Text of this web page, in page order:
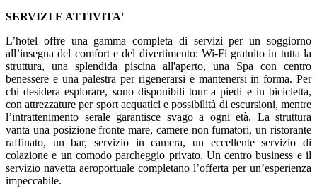
SERVIZI E ATTIVITA'
L’hotel offre una gamma completa di servizi per un soggiorno
all’insegna del comfort e del divertimento: Wi-Fi gratuito in tutta la
struttura, una splendida piscina all'aperto, una Spa con centro
benessere e una palestra per rigenerarsi e mantenersi in forma. Per
chi desidera esplorare, sono disponibili tour a piedi e in bicicletta,
con attrezzature per sport acquatici e possibilità di escursioni, mentre
l’intrattenimento serale garantisce svago a ogni età. La struttura
vanta una posizione fronte mare, camere non fumatori, un ristorante
raffinato, un bar, servizio in camera, un eccellente servizio di
colazione e un comodo parcheggio privato. Un centro business e il
servizio navetta aeroportuale completano l’offerta per un’esperienza
impeccabile.